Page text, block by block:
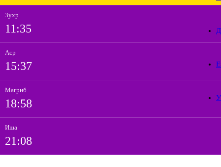
Зухр
11:35
Аср
15:37
Магриб
18:58
Иша
21:08